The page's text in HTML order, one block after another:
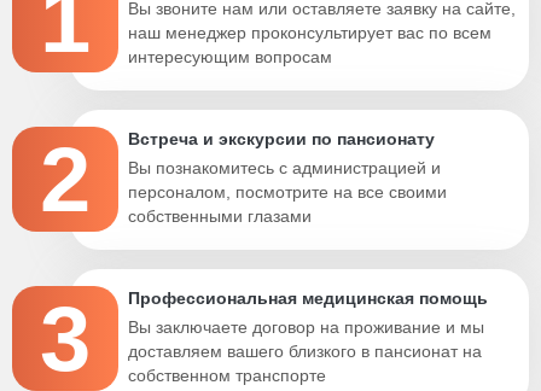
Вы звоните нам или оставляете заявку на сайте,
наш менеджер проконсультирует вас по всем
интересующим вопросам
2
Встреча и экскурсии по пансионату
Вы познакомитесь с администрацией и
персоналом, посмотрите на все своими
собственными глазами
3
Профессиональная медицинская помощь
Вы заключаете договор на проживание и мы
доставляем вашего близкого в пансионат на
собственном транспорте